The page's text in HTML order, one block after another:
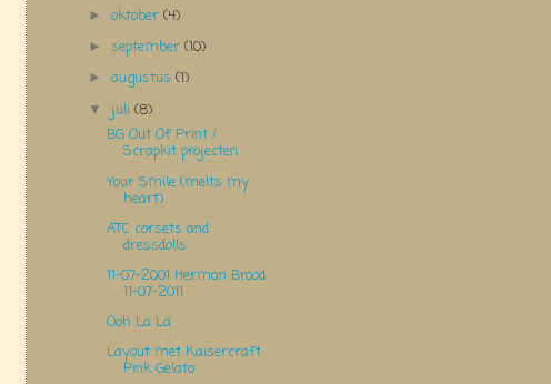
►oktober(4)
►september(10)
►augustus(1)
▼ juli(8)
BG Out Of Print /
Scrapkit projecten
Your Smile (melts my
heart)
ATC corsets and
dressdolls
11-07-2001 Herman Brood
11-07-2011
Ooh La La
Layout met Kaisercraft
Pink Gelato